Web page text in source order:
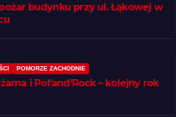
budynku przy ul. Łąkowej w
POMORZE ZACHODNIE
i Pol’and’Rock – kolejny rok